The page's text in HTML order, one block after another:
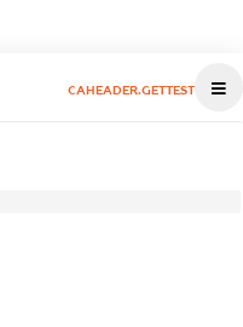
CAHEADER.GETTEST